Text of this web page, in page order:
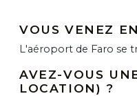
VOUS VENEZ
L'aéroport de Faro se
AVEZ-VOUS
LOCATION) ?